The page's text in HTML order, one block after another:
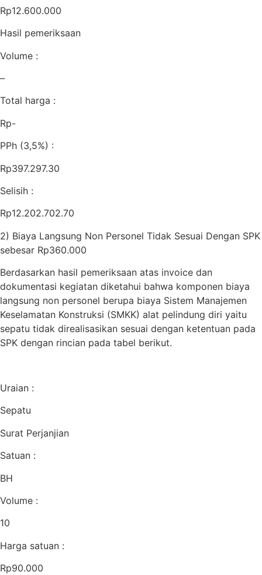
Rp12.600.000
Hasil pemeriksaan
Volume :
–
Total harga :
Rp-
PPh (3,5%) :
Rp397.297.30
Selisih :
Rp12.202.702.70
2) Biaya Langsung Non Personel Tidak Sesuai Dengan SPK
sebesar Rp360.000
Berdasarkan hasil pemeriksaan atas invoice dan
dokumentasi kegiatan diketahui bahwa komponen biaya
langsung non personel berupa biaya Sistem Manajemen
Keselamatan Konstruksi (SMKK) alat pelindung diri yaitu
sepatu tidak direalisasikan sesuai dengan ketentuan pada
SPK dengan rincian pada tabel berikut.
Uraian :
Sepatu
Surat Perjanjian
Satuan :
BH
Volume :
10
Harga satuan :
Rp90.000